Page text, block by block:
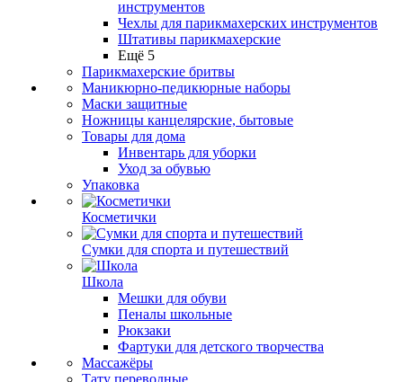
инструментов
Чехлы для парикмахерских инструментов
Штативы парикмахерские
Ещё 5
Парикмахерские бритвы
Маникюрно-педикюрные наборы
Маски защитные
Ножницы канцелярские, бытовые
Товары для дома
Инвентарь для уборки
Уход за обувью
Упаковка
Косметички
Сумки для спорта и путешествий
Школа
Мешки для обуви
Пеналы школьные
Рюкзаки
Фартуки для детского творчества
Массажёры
Тату переводные